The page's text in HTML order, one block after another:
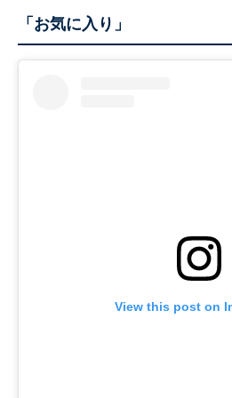
「お気に入り」
View this post on